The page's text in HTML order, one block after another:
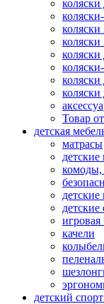
коляски
коляски
коляски
коляски
Товар
детская
матрасы
детские
детские
игровая
качели
детский